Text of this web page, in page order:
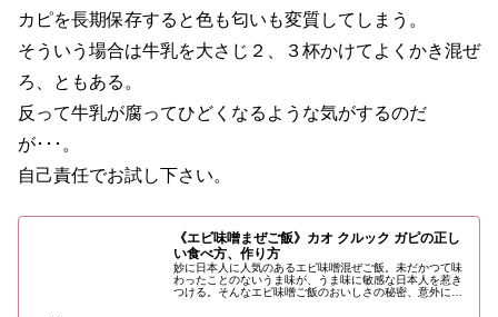
カピを長期保存すると色も匂いも変質してしまう。
そういう場合は牛乳を大さじ２、３杯かけてよくかき混ぜ
ろ、ともある。
反って牛乳が腐ってひどくなるような気がするのだ
が･･･。
自己責任でお試し下さい。
《エビ味噌まぜご飯》カオ クルック ガピの正し
い食べ方、作り方
妙に日本人に人気のあるエビ味噌混ぜご飯。未だかつて味
わったことのないうま味が、うま味に敏感な日本人を惹き
つける。そんなエビ味噌ご飯のおいしさの秘密、意外に知